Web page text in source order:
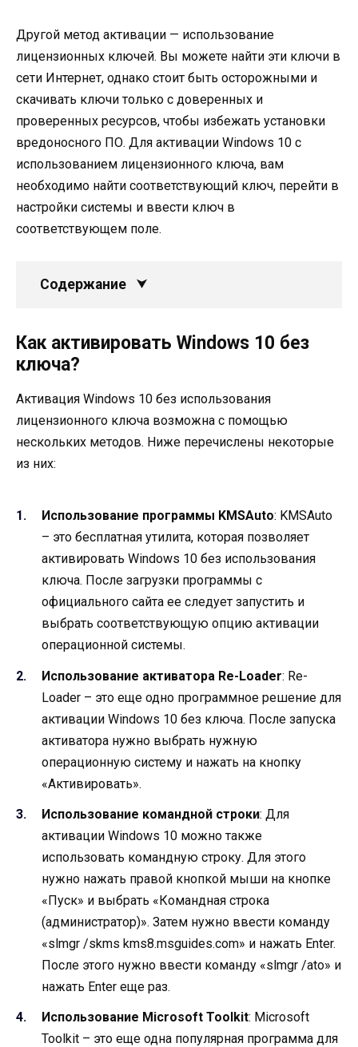
Другой метод активации — использование
лицензионных ключей. Вы можете найти эти ключи в
сети Интернет, однако стоит быть осторожными и
скачивать ключи только с доверенных и
проверенных ресурсов, чтобы избежать установки
вредоносного ПО. Для активации Windows 10 с
использованием лицензионного ключа, вам
необходимо найти соответствующий ключ, перейти в
настройки системы и ввести ключ в
соответствующем поле.
Содержание
Как активировать Windows 10 без
ключа?
Активация Windows 10 без использования
лицензионного ключа возможна с помощью
нескольких методов. Ниже перечислены некоторые
из них:
Использование программы KMSAuto: KMSAuto
– это бесплатная утилита, которая позволяет
активировать Windows 10 без использования
ключа. После загрузки программы с
официального сайта ее следует запустить и
выбрать соответствующую опцию активации
операционной системы.
Использование активатора Re-Loader: Re-
Loader – это еще одно программное решение для
активации Windows 10 без ключа. После запуска
активатора нужно выбрать нужную
операционную систему и нажать на кнопку
«Активировать».
Использование командной строки: Для
активации Windows 10 можно также
использовать командную строку. Для этого
нужно нажать правой кнопкой мыши на кнопке
«Пуск» и выбрать «Командная строка
(администратор)». Затем нужно ввести команду
«slmgr /skms kms8.msguides.com» и нажать Enter.
После этого нужно ввести команду «slmgr /ato» и
нажать Enter еще раз.
Использование Microsoft Toolkit: Microsoft
Toolkit – это еще одна популярная программа для